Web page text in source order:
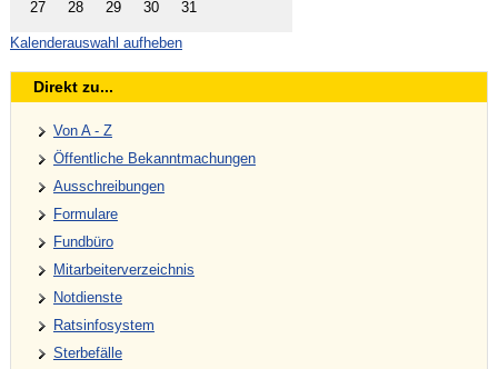
27
28 29 30 31
Kalenderauswahl aufheben
Direkt zu...
Von A - Z
Öffentliche Bekanntmachungen
Ausschreibungen
Formulare
Fundbüro
Mitarbeiterverzeichnis
Notdienste
Ratsinfosystem
Sterbefälle